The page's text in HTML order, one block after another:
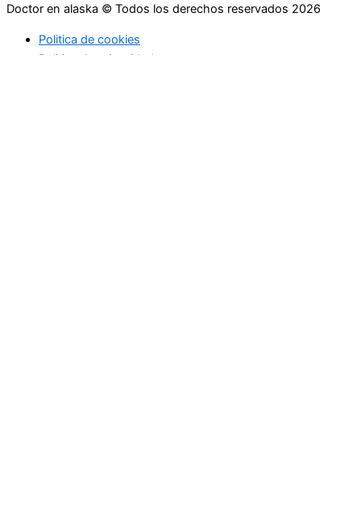
Doctor en alaska © Todos los derechos reservados 2026
Politica de cookies
Politica de privacidad